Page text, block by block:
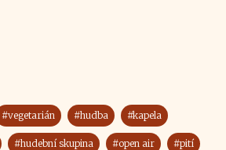
#vegetarián #hudba #kapela
#hudební skupina #open air #pití